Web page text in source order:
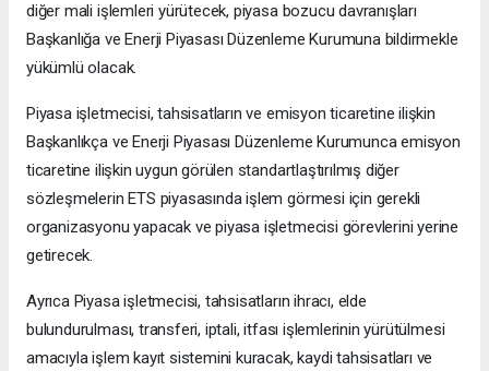
diğer mali işlemleri yürütecek, piyasa bozucu davranışları
Başkanlığa ve Enerji Piyasası Düzenleme Kurumuna bildirmekle
yükümlü olacak.
Piyasa işletmecisi, tahsisatların ve emisyon ticaretine ilişkin
Başkanlıkça ve Enerji Piyasası Düzenleme Kurumunca emisyon
ticaretine ilişkin uygun görülen standartlaştırılmış diğer
sözleşmelerin ETS piyasasında işlem görmesi için gerekli
organizasyonu yapacak ve piyasa işletmecisi görevlerini yerine
getirecek.
Ayrıca Piyasa işletmecisi, tahsisatların ihracı, elde
bulundurulması, transferi, iptali, itfası işlemlerinin yürütülmesi
amacıyla işlem kayıt sistemini kuracak, kaydi tahsisatları ve